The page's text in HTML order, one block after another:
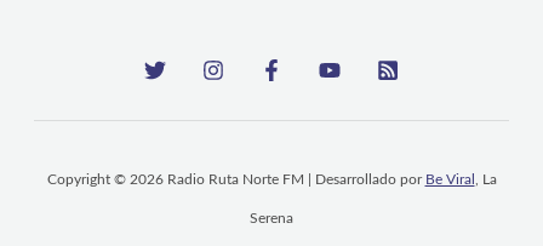
Copyright © 2026 Radio Ruta Norte FM | Desarrollado por Be Viral , La
Serena